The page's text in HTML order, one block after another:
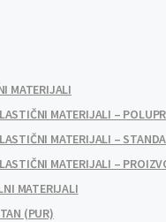
MATERIJALI
MATERIJALI –
MATERIJALI –
MATERIJALI –
MATERIJALI
(PUR)